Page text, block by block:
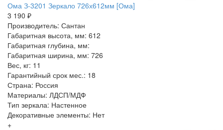
Ома З-3201 Зеркало 726х612мм [Ома]
3 190 ₽
Производитель: Сантан
Габаритная высота, мм: 612
Габаритная глубина, мм:
Габаритная ширина, мм: 726
Вес, кг: 11
Гарантийный срок мес.: 18
Страна: Россия
Материалы: ЛДСП/МДФ
Тип зеркала: Настенное
Декоративные элементы: Нет
+